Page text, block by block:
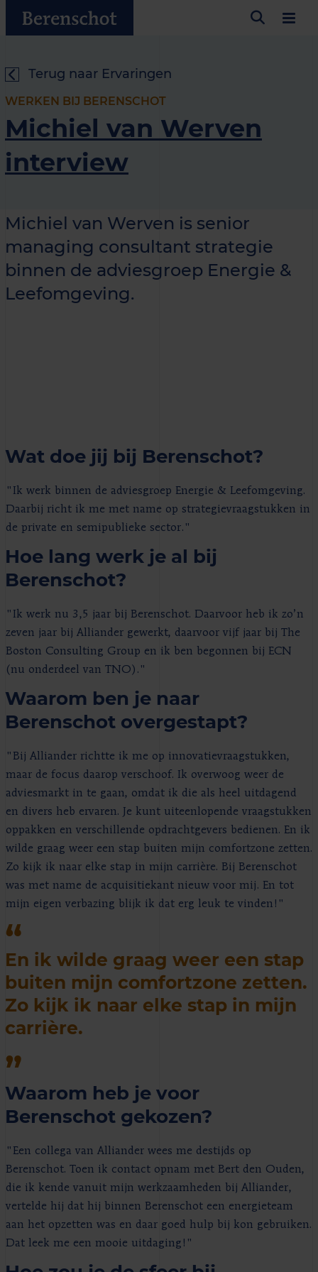
Terug naar Ervaringen
WERKEN BIJ BERENSCHOT
Michiel van Werven
interview
Michiel van Werven is senior
managing consultant strategie
binnen de adviesgroep Energie &
Leefomgeving.
Wat doe jij bij Berenschot?
"Ik werk binnen de adviesgroep Energie & Leefomgeving.
Daarbij richt ik me met name op strategievraagstukken in
de private en semipublieke sector."
Hoe lang werk je al bij
Berenschot?
"Ik werk nu 3,5 jaar bij Berenschot. Daarvoor heb ik zo’n
zeven jaar bij Alliander gewerkt, daarvoor vijf jaar bij The
Boston Consulting Group en ik ben begonnen bij ECN
(nu onderdeel van TNO)."
Waarom ben je naar
Berenschot overgestapt?
"Bij Alliander richtte ik me op innovatievraagstukken,
maar de focus daarop verschoof. Ik overwoog weer de
adviesmarkt in te gaan, omdat ik die als heel uitdagend
en divers heb ervaren. Je kunt uiteenlopende vraagstukken
oppakken en verschillende opdrachtgevers bedienen. En ik
wilde graag weer een stap buiten mijn comfortzone zetten.
Zo kijk ik naar elke stap in mijn carrière. Bij Berenschot
was met name de acquisitiekant nieuw voor mij. En tot
mijn eigen verbazing blijk ik dat erg leuk te vinden!"
En ik wilde graag weer een stap
buiten mijn comfortzone zetten.
Zo kijk ik naar elke stap in mijn
carrière.
Waarom heb je voor
Berenschot gekozen?
"Een collega van Alliander wees me destijds op
Berenschot. Toen ik contact opnam met Bert den Ouden,
die ik kende vanuit mijn werkzaamheden bij Alliander,
vertelde hij dat hij binnen Berenschot een energieteam
aan het opzetten was en daar goed hulp bij kon gebruiken.
Dat leek me een mooie uitdaging!"